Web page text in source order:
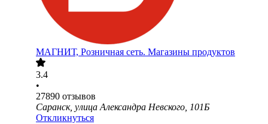
МАГНИТ, Розничная сеть. Магазины продуктов
3.4
•
27890 отзывов
Саранск, улица Александра Невского, 101Б
Откликнуться